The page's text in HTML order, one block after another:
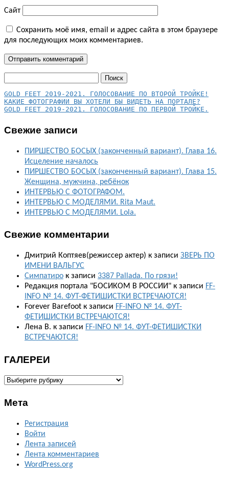
Сайт
Сохранить моё имя, email и адрес сайта в этом браузере
для последующих моих комментариев.
КАКИЕ ФОТОГРАФИИ ВЫ ХОТЕЛИ БЫ ВИДЕТЬ НА ПОРТАЛЕ?
GOLD FEET 2019-2021. ГОЛОСОВАНИЕ ПО ПЕРВОЙ ТРОЙКЕ.
Свежие записи
ПИРШЕСТВО БОСЫХ (законченный вариант). Глава 16.
Исцеление началось
ПИРШЕСТВО БОСЫХ (законченный вариант). Глава 15.
Женщина, мужчина, ребёнок
ИНТЕРВЬЮ С ФОТОГРАФОМ.
ИНТЕРВЬЮ С МОДЕЛЯМИ. Rita Maut.
ИНТЕРВЬЮ С МОДЕЛЯМИ. Lola.
Свежие комментарии
Дмитрий Коптяев(режиссер актер) к записи ЗВЕРЬ ПО
ИМЕНИ ВАЛЬГУС
Симпатиро к записи 3387 Pallada. По грязи!
Редакция портала "БОСИКОМ В РОССИИ" к записи FF-
INFO № 14. ФУТ-ФЕТИШИСТКИ ВСТРЕЧАЮТСЯ!
Forever Barefoot к записи FF-INFO № 14. ФУТ-
ФЕТИШИСТКИ ВСТРЕЧАЮТСЯ!
Лена В. к записи FF-INFO № 14. ФУТ-ФЕТИШИСТКИ
ВСТРЕЧАЮТСЯ!
ГАЛЕРЕИ
ГАЛЕРЕИ
Мета
Регистрация
Войти
Лента записей
Лента комментариев
WordPress.org